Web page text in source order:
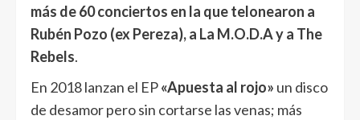
más de 60 conciertos en la que telonearon a
Rubén Pozo (ex Pereza), a La M.O.D.A y a The
Rebels.
En 2018 lanzan el EP«Apuesta al rojo» un disco
de desamor pero sin cortarse las venas; más